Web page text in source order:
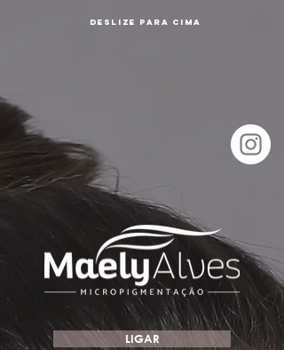
DESLIZE PARA CIMA
LIGAR